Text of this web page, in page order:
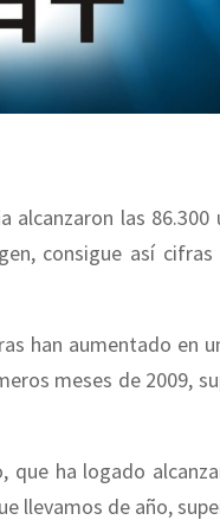
alcanzaron las 86.300
consigue así
han aumentado en
meses de 2009,
que ha logado
llevamos de año,